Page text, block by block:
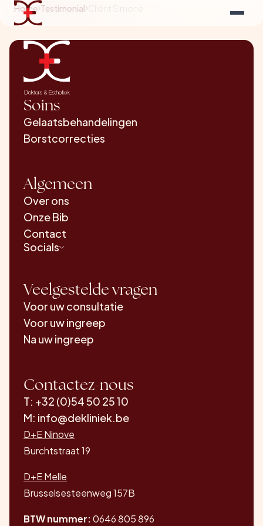
Home Testimonial
Soins
Gelaatsbehandelingen
Borstcorrecties
Algemeen
Over ons
Onze Bib
Contact
Socials
Veelgestelde vragen
Voor uw consultatie
Voor uw ingreep
Na uw ingreep
Contactez-nous
T: +32 (0)54 50 25 10
M: info@dekliniek.be
D+E Ninove
Burchtstraat 19
D+E Melle
Brusselsesteenweg 157B
BTW nummer:0646 805 896